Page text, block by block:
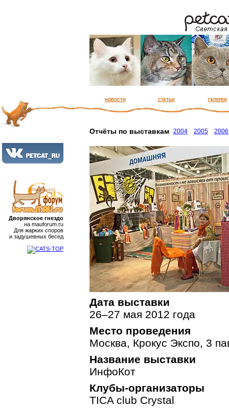
Дворянское гнездо
на mauforum.ru
Для жарких споров
и задушевных бесед
новости статьи галерея
Отчёты по выставкам 2004 2005 2006
Дата выставки
26–27 мая 2012 года
Место проведения
Москва, Крокус Экспо, 3
Название выставки
ИнфоКот
Клубы-организаторы
TICA club Crystal